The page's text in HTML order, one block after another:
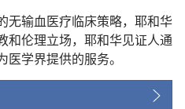
无输血医疗临床策略，耶和华
和伦理立场，耶和华见证人通
学界提供的服务。